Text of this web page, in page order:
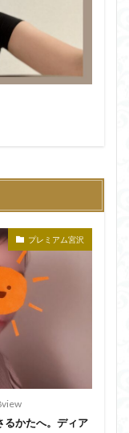
プレミアム宮沢
るかたへ。ディア